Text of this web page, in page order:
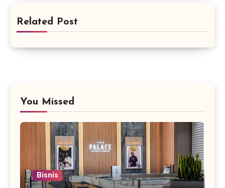
Related Post
You Missed
Bisnis